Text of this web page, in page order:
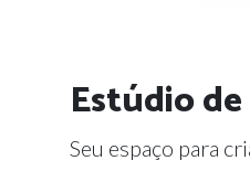
Estúdio
Seu espaço para